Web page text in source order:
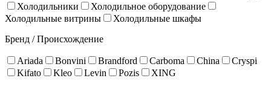
Холодильники
Холодильное оборудование
Холодильные витрины
Холодильные шкафы
Бренд / Происхождение
Ariada Bonvini Brandford Carboma China
Cryspi
Kifato
Kleo Levin Pozis
XING